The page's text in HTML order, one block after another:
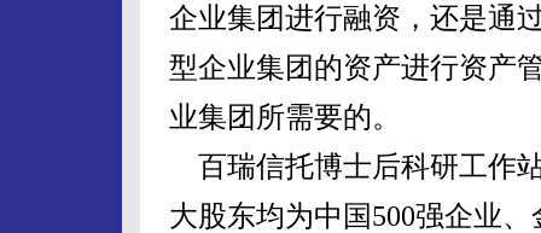
企业集团进行融资，还是通
型企业集团的资产进行资产
业集团所需要的。
百瑞信托博士后科研工作
大股东均为中国500强企业